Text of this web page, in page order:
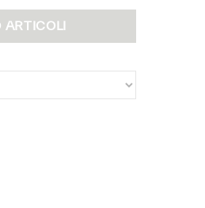
ARTICOLI